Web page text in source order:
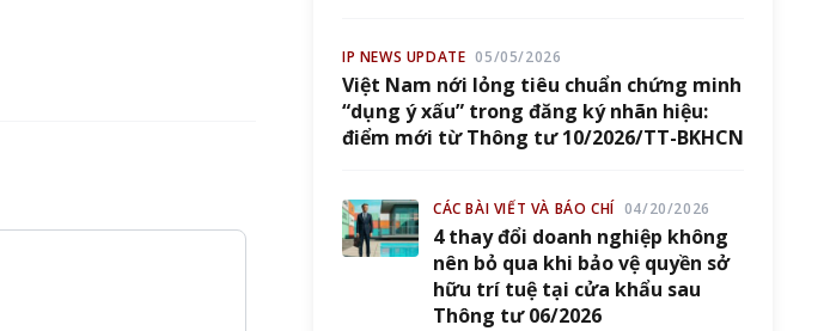
IP NEWS UPDATE 05/05/2026
Việt Nam nới lỏng tiêu chuẩn chứng minh
“dụng ý xấu” trong đăng ký nhãn hiệu:
điểm mới từ Thông tư 10/2026/TT-BKHCN
CÁC BÀI VIẾT VÀ BÁO CHÍ 04/20/2026
4 thay đổi doanh nghiệp không
nên bỏ qua khi bảo vệ quyền sở
hữu trí tuệ tại cửa khẩu sau
Thông tư 06/2026